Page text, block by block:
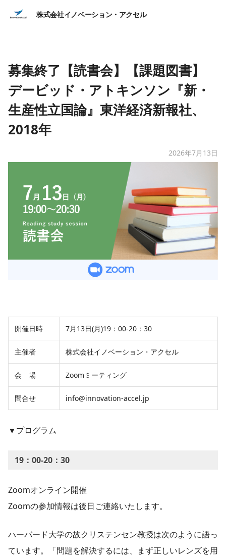
株式会社イノベーション・アクセル
募集終了【読書会】【課題図書】
デービッド・アトキンソン『新・
生産性立国論』東洋経済新報社、
2018年
2026年7月13日
開催日時 7月13日(月)19：00-20：30
主催者 株式会社イノベーション・アクセル
会 場 Zoomミーティング
問合せ info@innovation-accel.jp
▼プログラム
19：00-20：30
Zoomオンライン開催
Zoomの参加情報は後日ご連絡いたします。
ハーバード大学の故クリステンセン教授は次のように語っ
ています。「問題を解決するには、まず正しいレンズを用